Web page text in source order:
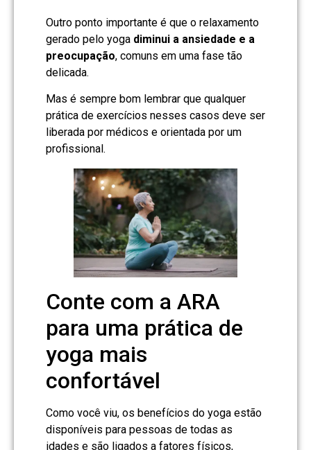
Outro ponto importante é que o relaxamento
gerado pelo yoga diminui a ansiedade e a
preocupação, comuns em uma fase tão
delicada.
Mas é sempre bom lembrar que qualquer
prática de exercícios nesses casos deve ser
liberada por médicos e orientada por um
profissional.
Conte com a ARA
para uma prática de
yoga mais
confortável
Como você viu, os benefícios do yoga estão
disponíveis para pessoas de todas as
idades e são ligados a fatores físicos,